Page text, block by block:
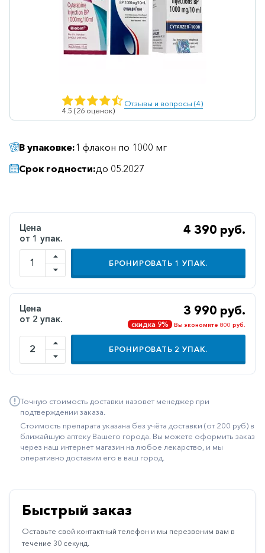
Ветеринарные
Витаминные
Гематологические
Гепатопротекторы
Гинекология
Желудочно-
кишечные
Иммунодепрессанты
Иммуностимуляторы
Метаболизм
Минеральный
обмен
Наружные
Неврологические
Остеопороз
Офтальмология
Противовирусные
Противовоспалительные
4.5 (26 оценок)
Отзывы и вопросы (4)
В упаковке:1 флакон по 1000 мг
Срок годности:до 05.2027
Цена
от 1 упак.
4 390 руб.
БРОНИРОВАТЬ 1 УПАК.
Цена
от 2 упак.
3 990 руб.
скидка 9% Вы экономите 800 руб.
БРОНИРОВАТЬ 2 УПАК.
Точную стоимость доставки назовет менеджер при
подтверждении заказа.
Стоимость препарата указана без учёта доставки (от 200 руб) в
ближайшую аптеку Вашего города. Вы можете оформить заказ
через наш интернет магазин на любое лекарство, и мы
оперативно доставим его в ваш город.
Быстрый заказ
Оставьте свой контактный телефон и мы перезвоним вам в
течение 30 секунд.